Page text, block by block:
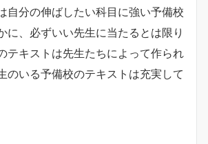
自分の伸ばしたい科目に強い予備校
に、必ずいい先生に当たるとは限り
テキストは先生たちによって作られ
のいる予備校のテキストは充実して